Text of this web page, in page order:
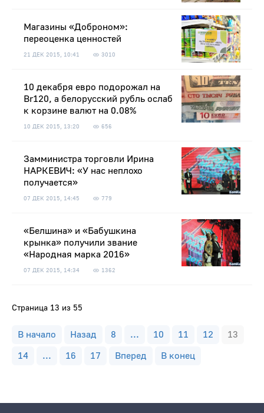
Магазины «Доброном»:
переоценка ценностей
21 ДЕК 2015, 10:41 3010
10 декабря евро подорожал на
Br120, а белорусский рубль ослаб
к корзине валют на 0.08%
10 ДЕК 2015, 13:20 656
Замминистра торговли Ирина
НАРКЕВИЧ: «У нас неплохо
получается»
07 ДЕК 2015, 14:45 779
«Белшина» и «Бабушкина
крынка» получили звание
«Народная марка 2016»
07 ДЕК 2015, 14:34 1362
Страница 13 из 55
В начало Назад 8 ... 10 11 12
13
14
... 16 17 Вперед В конец